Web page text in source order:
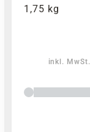
1,75 kg
inkl.